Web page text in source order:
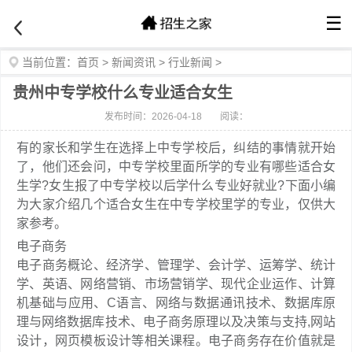
☰
当前位置： 首页 > 新闻资讯 > 行业新闻 >
贵州中专学校什么专业适合女生
发布时间：2026-04-18 阅读：
有的家长和学生在选择上中专学校后，纠结的事情就开始
了，他们还会问，中专学校里面所学的专业有哪些适合女
生学?女生报了中专学校以后学什么专业好就业?下面小编
为大家介绍几个适合女生在中专学校里学的专业，仅供大
家参考。
电子商务
电子商务概论、经济学、管理学、会计学、运筹学、统计
学、英语、网络营销、市场营销学、现代企业运作、计算
机基础与应用、C语言、网络与数据通讯技术、数据库原
理与网络数据库技术、电子商务原理以及决策与支持,网站
设计，网页模板设计等相关课程。电子商务存在价值就是